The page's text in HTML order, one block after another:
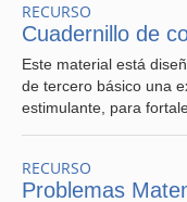
RECURSO
Cuadernillo de
Este material está
de tercero básico una
estimulante, para
RECURSO
Problemas